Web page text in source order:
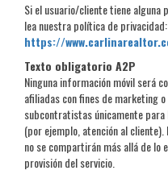
Si el usuario/cliente tiene
lea nuestra política de privacidad:
https://
Texto obligatorio A2P
Ninguna información móvil será
afiliadas con fines de marketing
subcontratistas únicamente
(por ejemplo, atención al
no se compartirán más allá de
provisión del servicio.